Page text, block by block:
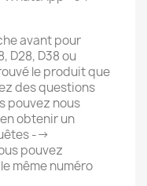
avant pour
D28, D38 ou
le produit que
des questions
pouvez nous
obtenir un
-->
pouvez
même numéro